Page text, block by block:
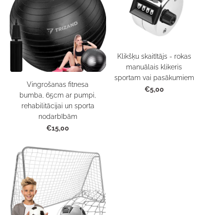
Vingrošanas fitnesa
bumba, 65cm ar pumpi,
rehabilitācijai un sporta
nodarbībām
€15,00
Klikšķu skaitītājs - rokas
manuālais klikeris
sportam vai pasākumiem
€5,00